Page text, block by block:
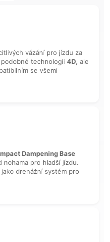
vázání pro jízdu za
technologii 4D, ale
se všemi
Dampening Base
nohama pro hladší jízdu.
drenážní systém pro